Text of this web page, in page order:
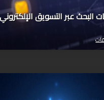
عبر التسويق